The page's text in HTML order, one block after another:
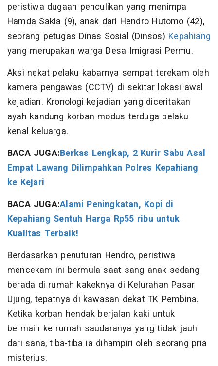
peristiwa dugaan penculikan yang menimpa
Hamda Sakia (9), anak dari Hendro Hutomo (42),
seorang petugas Dinas Sosial (Dinsos) Kepahiang
yang merupakan warga Desa Imigrasi Permu.
Aksi nekat pelaku kabarnya sempat terekam oleh
kamera pengawas (CCTV) di sekitar lokasi awal
kejadian. Kronologi kejadian yang diceritakan
ayah kandung korban modus terduga pelaku
kenal keluarga.
BACA JUGA:​Berkas Lengkap, 2 Kurir Sabu Asal
Empat Lawang Dilimpahkan Polres Kepahiang
ke Kejari
BACA JUGA:Alami Peningkatan, Kopi di
Kepahiang Sentuh Harga Rp55 ribu untuk
Kualitas Terbaik!
Berdasarkan penuturan Hendro, peristiwa
mencekam ini bermula saat sang anak sedang
berada di rumah kakeknya di Kelurahan Pasar
Ujung, tepatnya di kawasan dekat TK Pembina.
Ketika korban hendak berjalan kaki untuk
bermain ke rumah saudaranya yang tidak jauh
dari sana, tiba-tiba ia dihampiri oleh seorang pria
misterius.